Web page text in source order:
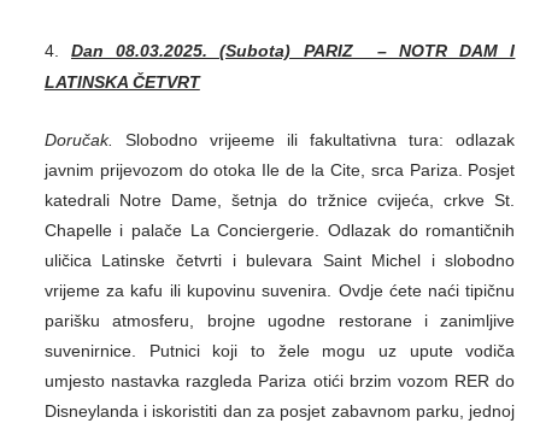
Dan 08.03.2025. (Subota) PARIZ – NOTR DAM I
LATINSKA ČETVRT
Doručak. Slobodno vrijeeme ili fakultativna tura: odlazak
javnim prijevozom do otoka Ile de la Cite, srca Pariza. Posjet
katedrali Notre Dame, šetnja do tržnice cvijeća, crkve St.
Chapelle i palače La Conciergerie. Odlazak do romantičnih
uličica Latinske četvrti i bulevara Saint Michel i slobodno
vrijeme za kafu ili kupovinu suvenira. Ovdje ćete naći tipičnu
parišku atmosferu, brojne ugodne restorane i zanimljive
suvenirnice. Putnici koji to žele mogu uz upute vodiča
umjesto nastavka razgleda Pariza otići brzim vozom RER do
Disneylanda i iskoristiti dan za posjet zabavnom parku, jednoj